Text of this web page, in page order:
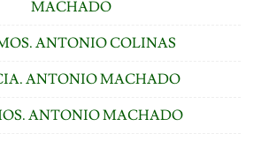
MACHADO
ANTONIO COLINAS
ANTONIO MACHADO
ANTONIO MACHADO